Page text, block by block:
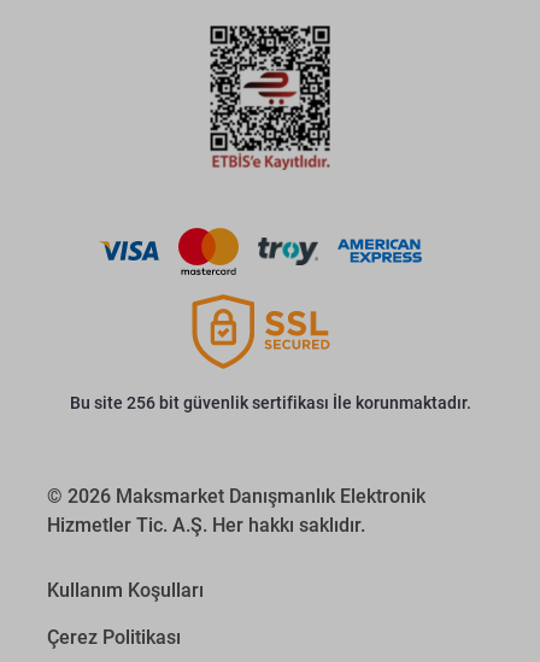
Bu site 256 bit güvenlik sertifikası İle korunmaktadır.
© 2026 Maksmarket Danışmanlık Elektronik
Hizmetler Tic. A.Ş. Her hakkı saklıdır.
Kullanım Koşulları
Çerez Politikası